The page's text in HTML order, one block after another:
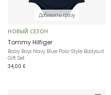
Добавить сразу
НОВЫЙ СЕЗОН
Tommy Hilfiger
Baby Boys Navy Blue Polo-Style Bodysuit
Gift Set
34,00 £